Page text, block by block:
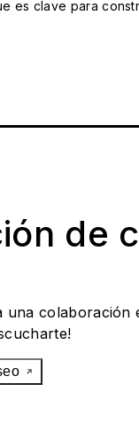
es clave para
de
una colaboración